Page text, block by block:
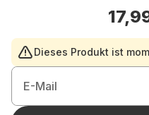
Dieses Produkt ist
E-Mail